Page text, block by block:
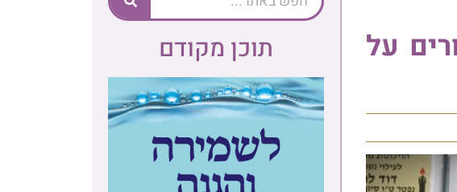
על
תוכן מקודם